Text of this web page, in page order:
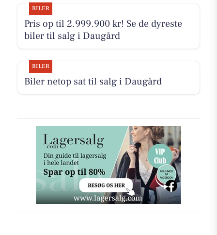
BILER
Pris op til 2.999.900 kr! Se de dyreste
biler til salg i Daugård
BILER
Biler netop sat til salg i Daugård